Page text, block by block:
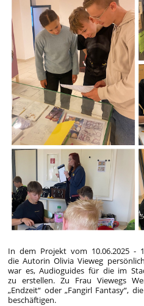
In dem Projekt vom 10.06.2025 -
die Autorin Olivia Vieweg
war es, Audioguides für die im
zu erstellen. Zu Frau Viewegs
„Endzeit“ oder „Fangirl Fantasy“,
beschäftigen.